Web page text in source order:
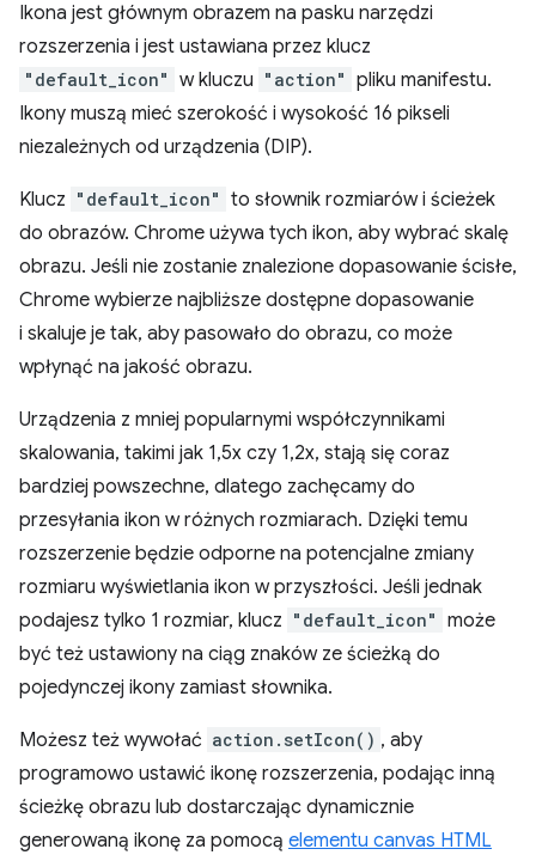
Ikona jest głównym obrazem na pasku narzędzi
rozszerzenia i jest ustawiana przez klucz
"default_icon" w kluczu "action" pliku manifestu.
Ikony muszą mieć szerokość i wysokość 16 pikseli
niezależnych od urządzenia (DIP).
Klucz "default_icon" to słownik rozmiarów i ścieżek
do obrazów. Chrome używa tych ikon, aby wybrać skalę
obrazu. Jeśli nie zostanie znalezione dopasowanie ścisłe,
Chrome wybierze najbliższe dostępne dopasowanie
i skaluje je tak, aby pasowało do obrazu, co może
wpłynąć na jakość obrazu.
Urządzenia z mniej popularnymi współczynnikami
skalowania, takimi jak 1,5x czy 1,2x, stają się coraz
bardziej powszechne, dlatego zachęcamy do
przesyłania ikon w różnych rozmiarach. Dzięki temu
rozszerzenie będzie odporne na potencjalne zmiany
rozmiaru wyświetlania ikon w przyszłości. Jeśli jednak
podajesz tylko 1 rozmiar, klucz "default_icon" może
być też ustawiony na ciąg znaków ze ścieżką do
pojedynczej ikony zamiast słownika.
Możesz też wywołać action.setIcon() , aby
programowo ustawić ikonę rozszerzenia, podając inną
ścieżkę obrazu lub dostarczając dynamicznie
generowaną ikonę za pomocą elementu canvas HTML